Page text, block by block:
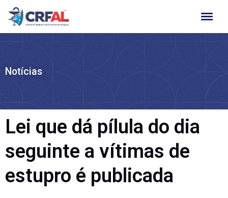
Ir
para
Notícias
Lei que dá pílula do dia
seguinte a vítimas de
estupro é publicada